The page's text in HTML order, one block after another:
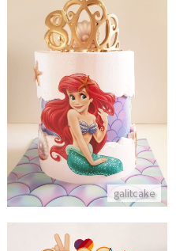
galitcake
עוגת בת הים הקטנה מעוצבת
התקשר/י